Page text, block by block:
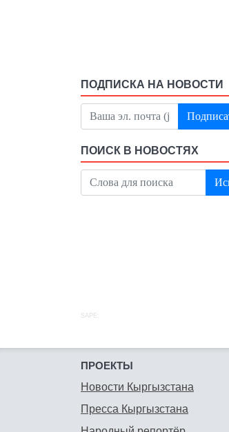
ПОДПИСКА НА НОВОСТИ
ПОИСК В НОВОСТЯХ
SAPE:
ПРОЕКТЫ
Новости Кыргызстана
Пресса Кыргызстана